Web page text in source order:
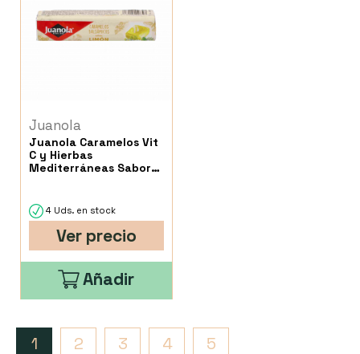
Juanola
Juanola Caramelos Vit
C y Hierbas
Mediterráneas Sabor
4 Uds. en stock
Ver precio
Añadir
1 2 3 4 5